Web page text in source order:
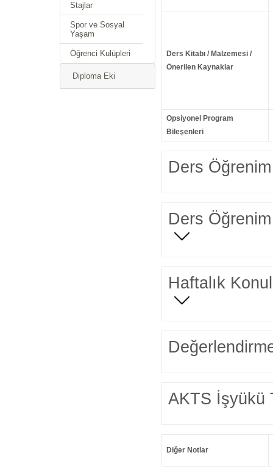
Stajlar
Spor ve Sosyal
Yaşam
Öğrenci Kulüpleri
Diploma Eki
Ders Kitabı / Malzemesi /
Önerilen Kaynaklar
Opsiyonel Program
Bileşenleri
Ders Öğrenim
Ders Öğrenim
Haftalık
AKTS İşyükü
Diğer Notlar